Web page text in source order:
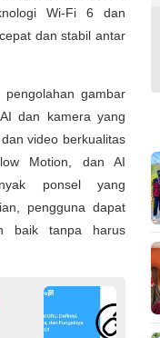
Wi-Fi 6 dan
dan stabil antar
gambar
dan kamera yang
video berkualitas
Motion, dan AI
ponsel yang
pengguna dapat
baik tanpa harus